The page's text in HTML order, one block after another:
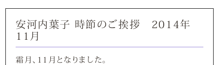
安河内葉子 時節のご挨拶 2014年
11月
霜月、11月となりました。